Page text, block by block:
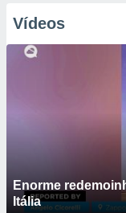
Vídeos
Enorme
Itália